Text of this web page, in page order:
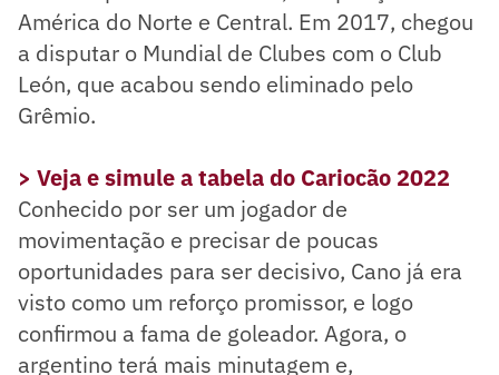
América do Norte e Central. Em 2017, chegou
a disputar o Mundial de Clubes com o Club
León, que acabou sendo eliminado pelo
Grêmio.
> Veja e simule a tabela do Cariocão 2022
Conhecido por ser um jogador de
movimentação e precisar de poucas
oportunidades para ser decisivo, Cano já era
visto como um reforço promissor, e logo
confirmou a fama de goleador. Agora, o
argentino terá mais minutagem e,